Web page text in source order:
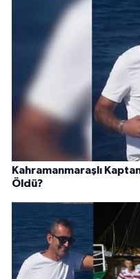
Kahramanmaraşlı
Öldü?